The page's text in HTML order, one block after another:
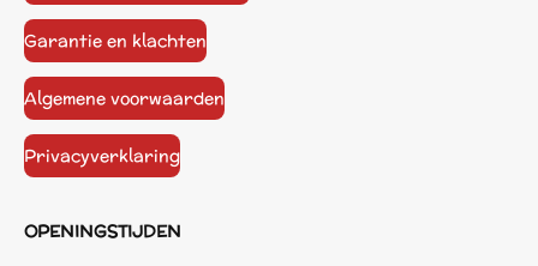
Garantie en klachten
Algemene voorwaarden
Privacyverklaring
OPENINGSTIJDEN